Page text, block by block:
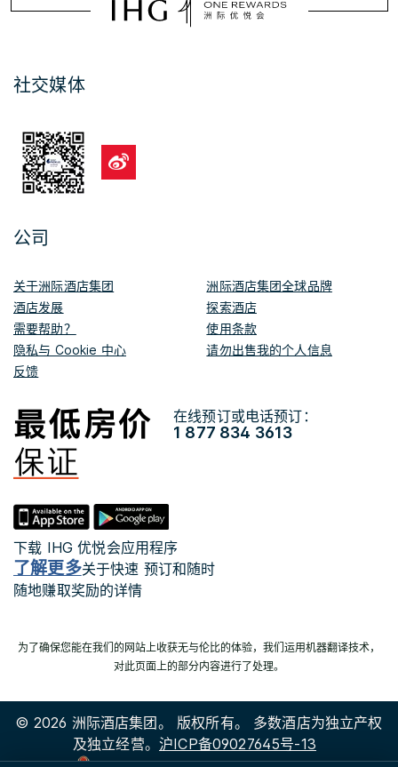
社交媒体
公司
关于洲际酒店集团
洲际酒店集团全球品牌
酒店发展
探索酒店
需要帮助？
使用条款
隐私与 Cookie 中心
请勿出售我的个人信息
反馈
在线预订或电话预订：
1 877 834 3613
下载 IHG 优悦会应用程序
了解更多关于快速 预订和随时
随地赚取奖励的详情
为了确保您能在我们的网站上收获无与伦比的体验，我们运用机器翻译技术，
对此页面上的部分内容进行了处理。
© 2026 洲际酒店集团。 版权所有。 多数酒店为独立产权
及独立经营。沪ICP备09027645号-13